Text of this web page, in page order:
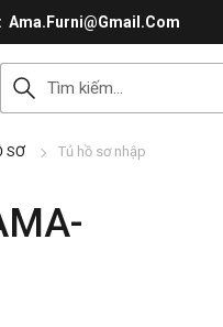
Ama.Furni@Gmail.Com
SƠ Tủ hồ sơ nhập